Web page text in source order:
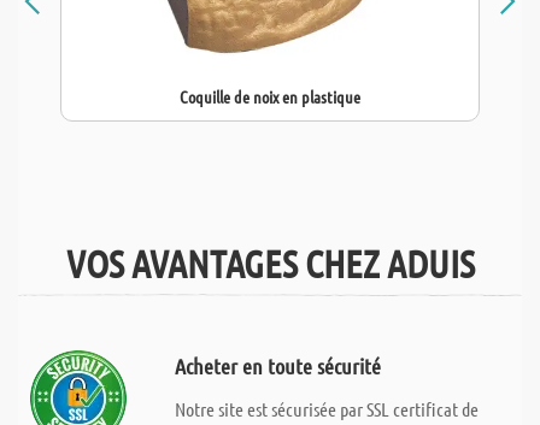
Coquille de noix en plastique
VOS AVANTAGES CHEZ ADUIS
Acheter en toute sécurité
Notre site est sécurisée par SSL certificat de